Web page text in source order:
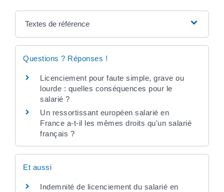
Textes de référence
Questions ? Réponses !
Licenciement pour faute simple, grave ou
lourde : quelles conséquences pour le
salarié ?
Un ressortissant européen salarié en
France a-t-il les mêmes droits qu'un salarié
français ?
Et aussi
Indemnité de licenciement du salarié en